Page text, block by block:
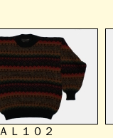
ＡＬ１０２